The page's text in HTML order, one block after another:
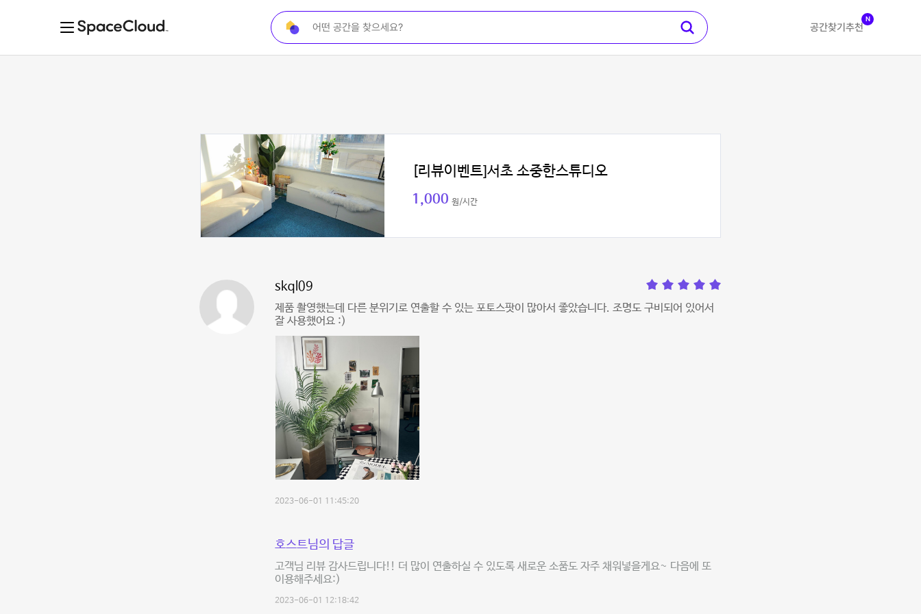
공간찾기 추천
N
[리뷰이벤트]서초 소중한스튜디오
1,000 원/시간
skql09
제품 촬영했는데 다른 분위기로 연출할 수 있는 포토스팟이 많아서 좋았습니다. 조명도 구비되어 있어서
잘 사용했어요 :)
2023-06-01 11:45:20
호스트님의 답글
고객님 리뷰 감사드립니다!! 더 많이 연출하실 수 있도록 새로운 소품도 자주 채워넣을게요~ 다음에 또
이용해주세요:)
2023-06-01 12:18:42